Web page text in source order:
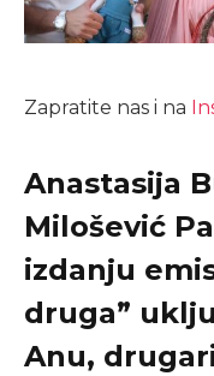
Zapratite nas i na
Anastasija
Milošević
izdanju
druga”
Anu,